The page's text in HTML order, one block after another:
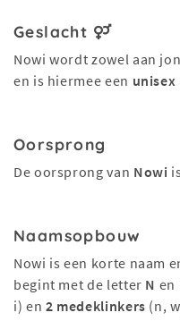
Geslacht
Nowi wordt zowel aan
en is hiermee een unisex
Oorsprong
De oorsprong van Nowi
Naamsopbouw
Nowi is een korte naam
begint met de letter N en
i) en 2 medeklinkers (n,